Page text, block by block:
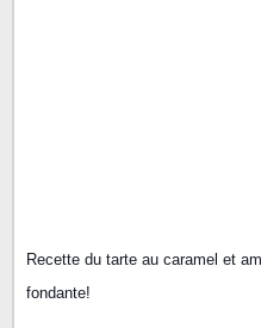
Recette du tarte au caramel et
fondante!